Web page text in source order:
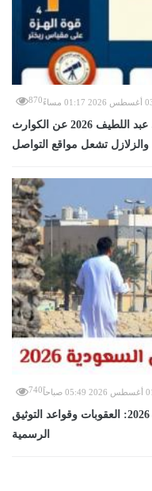
870
بعد زلزال مصر اليوم.. توقعات ليلى عبد اللطيف 2026 عن الكوارث
والزلازل تشعل مواقع التواصل
740
ضوابط زواج المسيار في السعودية 2026: العقوبات وقواعد التوثيق
الرسمية